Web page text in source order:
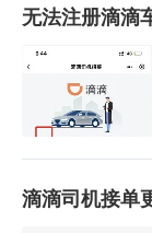
无法注册滴滴
滴滴司机接单